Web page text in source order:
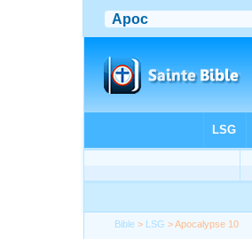
Bible > LSG > Apocalypse 10